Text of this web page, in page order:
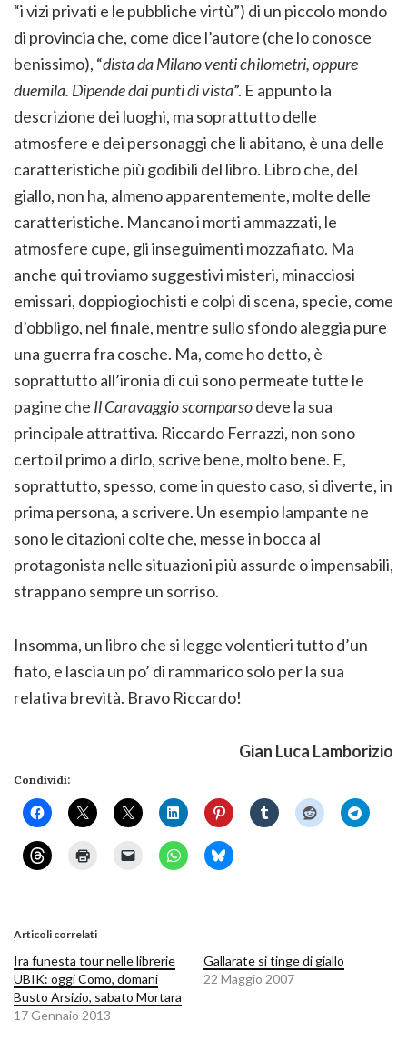
“i vizi privati e le pubbliche virtù”) di un piccolo mondo
di provincia che, come dice l’autore (che lo conosce
benissimo), “dista da Milano venti chilometri, oppure
duemila. Dipende dai punti di vista”. E appunto la
descrizione dei luoghi, ma soprattutto delle
atmosfere e dei personaggi che li abitano, è una delle
caratteristiche più godibili del libro. Libro che, del
giallo, non ha, almeno apparentemente, molte delle
caratteristiche. Mancano i morti ammazzati, le
atmosfere cupe, gli inseguimenti mozzafiato. Ma
anche qui troviamo suggestivi misteri, minacciosi
emissari, doppiogiochisti e colpi di scena, specie, come
d’obbligo, nel finale, mentre sullo sfondo aleggia pure
una guerra fra cosche. Ma, come ho detto, è
soprattutto all’ironia di cui sono permeate tutte le
pagine che Il Caravaggio scomparsodeve la sua
principale attrattiva. Riccardo Ferrazzi, non sono
certo il primo a dirlo, scrive bene, molto bene. E,
soprattutto, spesso, come in questo caso, si diverte, in
prima persona, a scrivere. Un esempio lampante ne
sono le citazioni colte che, messe in bocca al
protagonista nelle situazioni più assurde o impensabili,
strappano sempre un sorriso.
Insomma, un libro che si legge volentieri tutto d’un
fiato, e lascia un po’ di rammarico solo per la sua
relativa brevità. Bravo Riccardo!
Gian Luca Lamborizio
Condividi:
Articoli correlati
Ira funesta tour nelle librerie
UBIK: oggi Como, domani
Busto Arsizio, sabato Mortara
17 Gennaio 2013
Gallarate si tinge di giallo
22 Maggio 2007